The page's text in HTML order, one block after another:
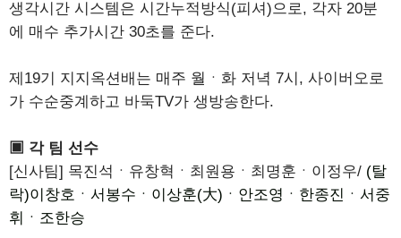
생각시간 시스템은 시간누적방식(피셔)으로, 각자 20분
에 매수 추가시간 30초를 준다.
제19기 지지옥션배는 매주 월ㆍ화 저녁 7시, 사이버오로
가 수순중계하고 바둑TV가 생방송한다.
▣ 각 팀 선수
[신사팀] 목진석ㆍ유창혁ㆍ최원용ㆍ최명훈ㆍ이정우/ (탈
락)이창호ㆍ서봉수ㆍ이상훈(大)ㆍ안조영ㆍ한종진ㆍ서중
휘ㆍ조한승